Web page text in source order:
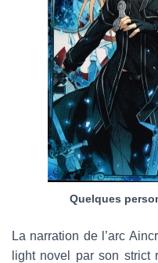
Quelques
La narration de l’arc
light novel par son strict